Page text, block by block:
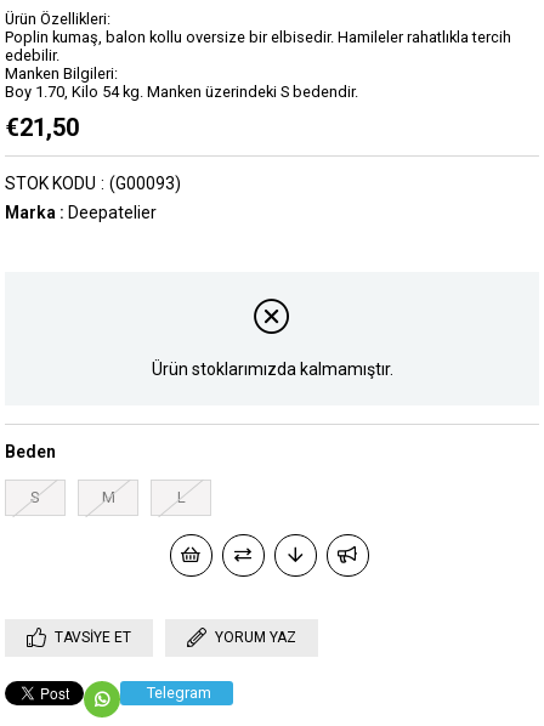
Ürün Özellikleri:
Poplin kumaş, balon kollu oversize bir elbisedir. Hamileler rahatlıkla tercih
edebilir.
Manken Bilgileri:
Boy 1.70, Kilo 54 kg. Manken üzerindeki S bedendir.
€21,50
(G00093)
STOK KODU
Marka : Deepatelier
Ürün stoklarımızda kalmamıştır.
Beden
S M L
TAVSIYE ET YORUM YAZ
Telegram